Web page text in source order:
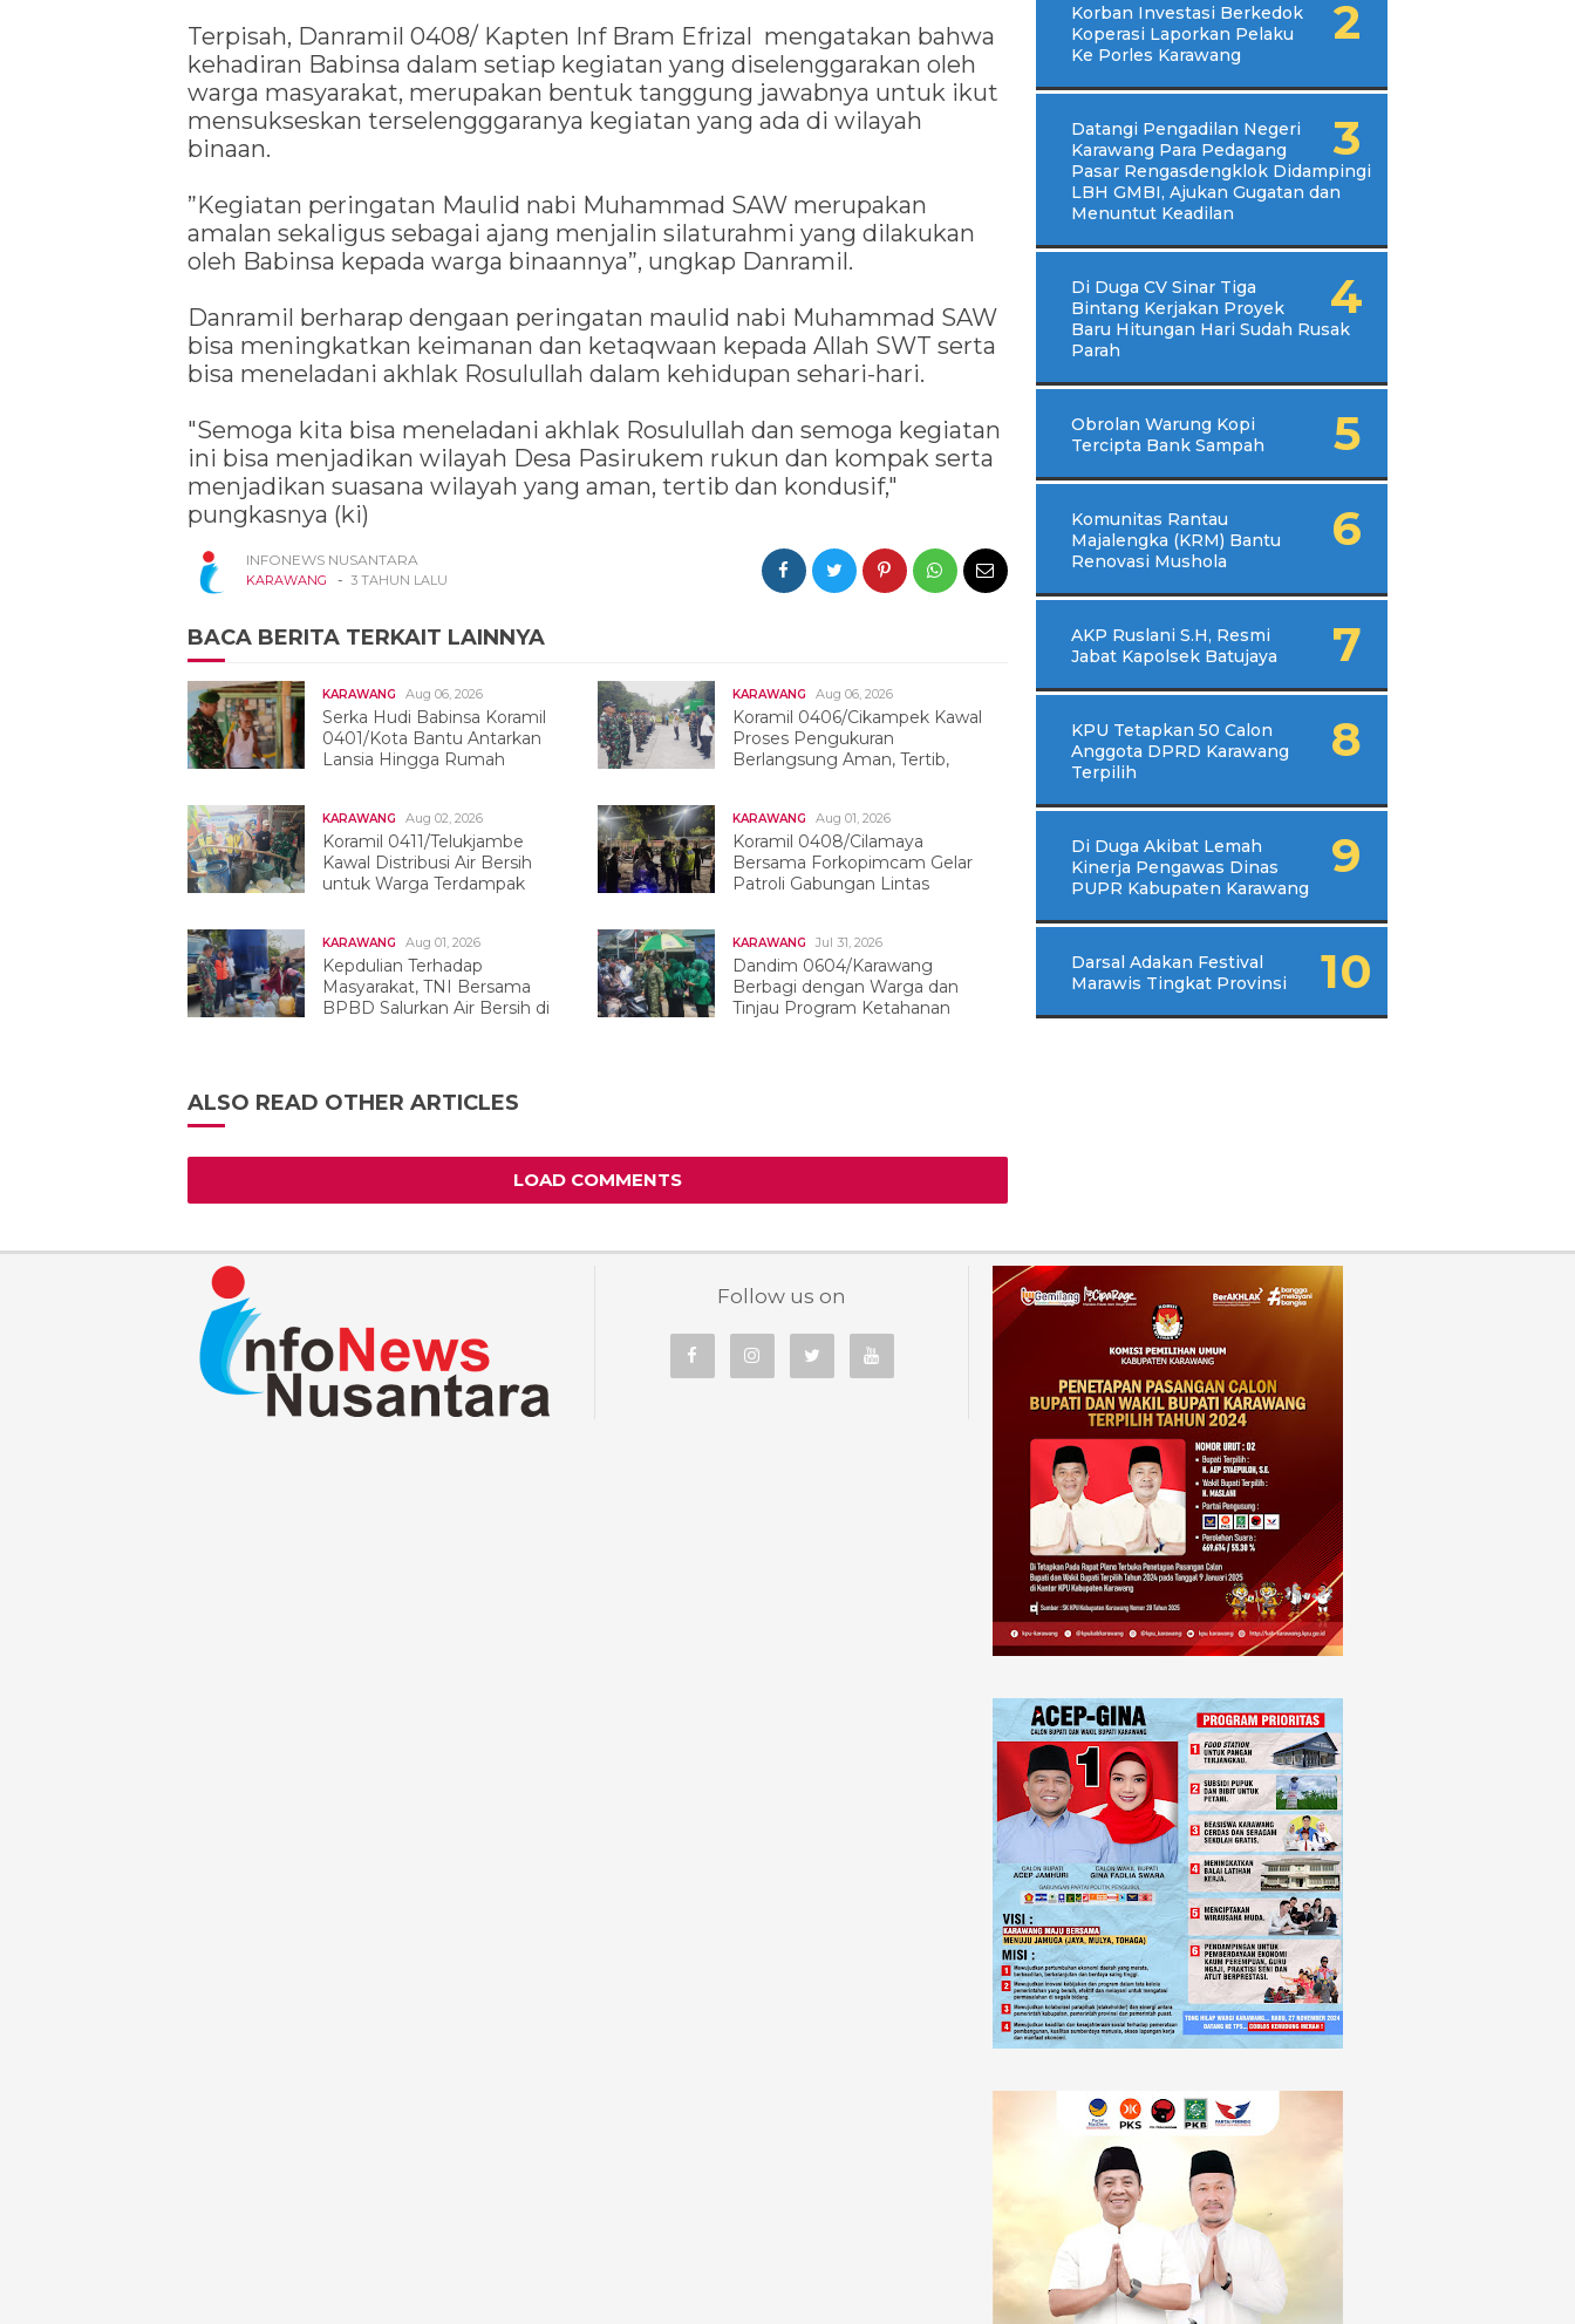
Terpisah, Danramil 0408/ Kapten Inf Bram Efrizal mengatakan bahwa
kehadiran Babinsa dalam setiap kegiatan yang diselenggarakan oleh
warga masyarakat, merupakan bentuk tanggung jawabnya untuk ikut
mensukseskan terselengggaranya kegiatan yang ada di wilayah
binaan.
”Kegiatan peringatan Maulid nabi Muhammad SAW merupakan
amalan sekaligus sebagai ajang menjalin silaturahmi yang dilakukan
oleh Babinsa kepada warga binaannya”, ungkap Danramil.
Danramil berharap dengaan peringatan maulid nabi Muhammad SAW
bisa meningkatkan keimanan dan ketaqwaan kepada Allah SWT serta
bisa meneladani akhlak Rosulullah dalam kehidupan sehari-hari.
"Semoga kita bisa meneladani akhlak Rosulullah dan semoga kegiatan
ini bisa menjadikan wilayah Desa Pasirukem rukun dan kompak serta
menjadikan suasana wilayah yang aman, tertib dan kondusif,"
pungkasnya (ki)
INFONEWS NUSANTARA
KARAWANG - 3 TAHUN LALU
BACA BERITA TERKAIT LAINNYA
KARAWANG Aug 06, 2026
Serka Hudi Babinsa Koramil
0401/Kota Bantu Antarkan
Lansia Hingga Rumah
KARAWANG Aug 06, 2026
Koramil 0406/Cikampek Kawal
Proses Pengukuran
Berlangsung Aman, Tertib,
KARAWANG Aug 02, 2026
Koramil 0411/Telukjambe
Kawal Distribusi Air Bersih
untuk Warga Terdampak
KARAWANG Aug 01, 2026
Koramil 0408/Cilamaya
Bersama Forkopimcam Gelar
Patroli Gabungan Lintas
KARAWANG Aug 01, 2026
Kepdulian Terhadap
Masyarakat, TNI Bersama
BPBD Salurkan Air Bersih di
KARAWANG Jul 31, 2026
Dandim 0604/Karawang
Berbagi dengan Warga dan
Tinjau Program Ketahanan
ALSO READ OTHER ARTICLES
LOAD COMMENTS
Korban Investasi Berkedok
Koperasi Laporkan Pelaku
Ke Porles Karawang
Datangi Pengadilan Negeri
Karawang Para Pedagang
Pasar Rengasdengklok Didampingi
LBH GMBI, Ajukan Gugatan dan
Menuntut Keadilan
Di Duga CV Sinar Tiga
Bintang Kerjakan Proyek
Baru Hitungan Hari Sudah Rusak
Parah
Obrolan Warung Kopi
Tercipta Bank Sampah
Komunitas Rantau
Majalengka (KRM) Bantu
Renovasi Mushola
AKP Ruslani S.H, Resmi
Jabat Kapolsek Batujaya
KPU Tetapkan 50 Calon
Anggota DPRD Karawang
Terpilih
Di Duga Akibat Lemah
Kinerja Pengawas Dinas
PUPR Kabupaten Karawang
Darsal Adakan Festival
Marawis Tingkat Provinsi
Follow us on